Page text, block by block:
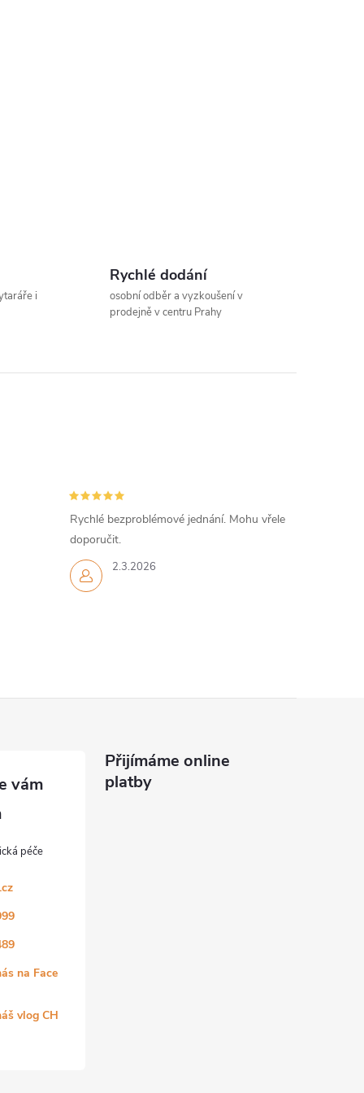
i
Rychlé dodání
osobní odběr a vyzkoušení v
prodejně v centru Prahy
2.3.2026
Rychlé bezproblémové jednání. Mohu vřele
doporučit.
na Face
vlog CH
Přijímáme online
platby